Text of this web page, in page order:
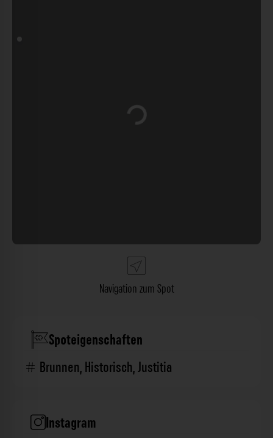
Wird geladen …
Navigation zum Spot
Spoteigenschaften
Brunnen,Historisch,Justitia
Instagram